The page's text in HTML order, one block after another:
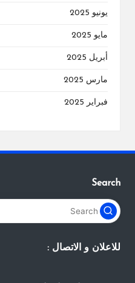
يونيو 2025
مايو 2025
أبريل 2025
مارس 2025
فبراير 2025
Search
للاعلان و الاتصال :